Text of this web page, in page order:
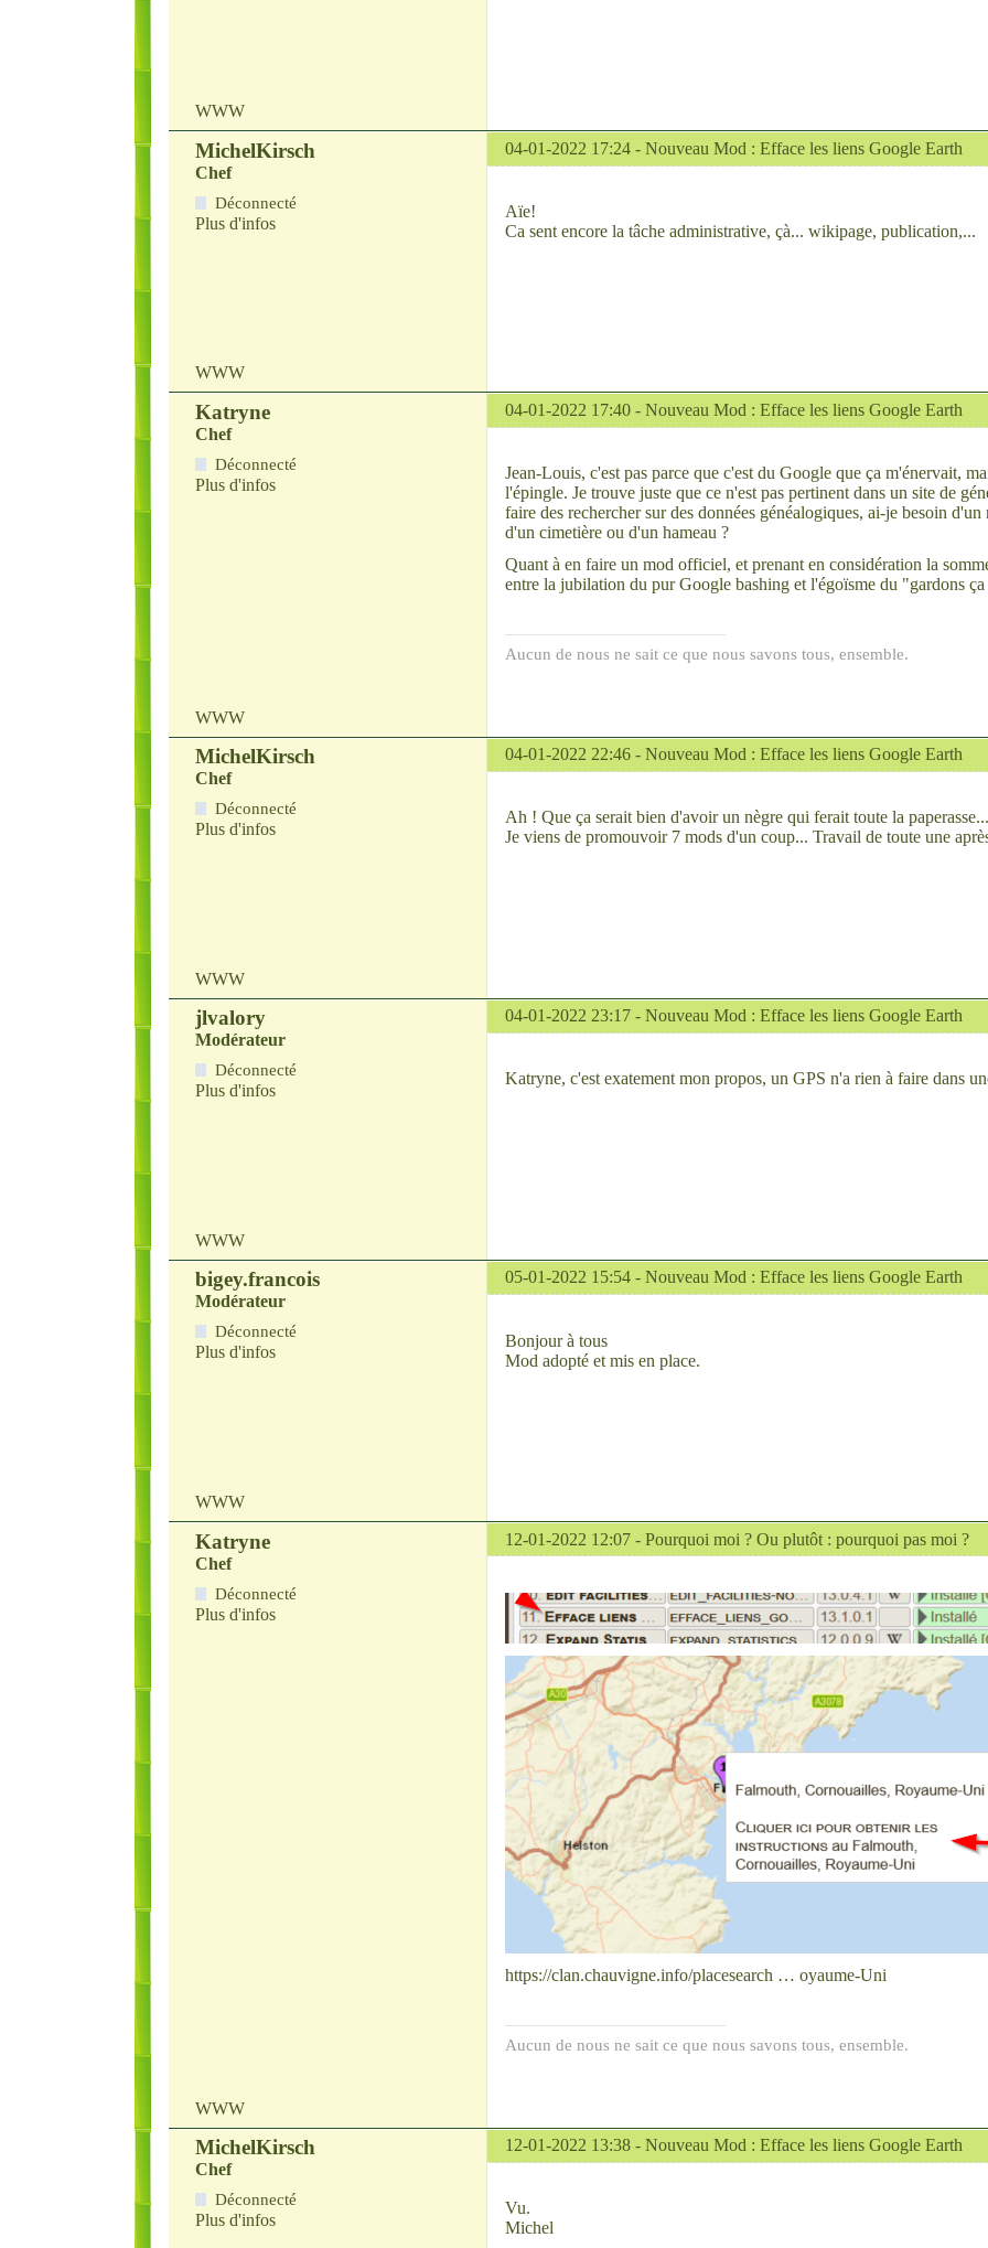
WWW
MichelKirsch 04-01-2022 17:24 - Nouveau Mod : Efface les liens Google Earth
Chef
Déconnecté
Plus d'infos
Aïe!
Ca sent encore la tâche administrative, çà... wikipage, publication,...
WWW
Katryne 04-01-2022 17:40 - Nouveau Mod : Efface les liens Google Earth
Chef
Déconnecté
Plus d'infos
Jean-Louis, c'est pas parce que c'est du Google que ça m'énervait,
l'épingle. Je trouve juste que ce n'est pas pertinent dans un site de
faire des rechercher sur des données généalogiques, ai-je besoin
d'un cimetière ou d'un hameau ?
Quant à en faire un mod officiel, et prenant en considération la
entre la jubilation du pur Google bashing et l'égoïsme du "gardons
Aucun de nous ne sait ce que nous savons tous, ensemble.
WWW
MichelKirsch 04-01-2022 22:46 - Nouveau Mod : Efface les liens Google Earth
Chef
Déconnecté
Plus d'infos
Ah ! Que ça serait bien d'avoir un nègre qui ferait toute la paperasse...
Je viens de promouvoir 7 mods d'un coup... Travail de toute une
WWW
jlvalory 04-01-2022 23:17 - Nouveau Mod : Efface les liens Google Earth
Modérateur
Déconnecté
Plus d'infos
Katryne, c'est exatement mon propos, un GPS n'a rien à faire dans
WWW
bigey.francois 05-01-2022 15:54 - Nouveau Mod : Efface les liens Google Earth
Modérateur
Déconnecté
Plus d'infos
Bonjour à tous
Mod adopté et mis en place.
WWW
Katryne 12-01-2022 12:07 - Pourquoi moi ? Ou plutôt : pourquoi pas moi ?
Chef
Déconnecté
Plus d'infos
https://clan.chauvigne.info/placesearch … oyaume-Uni
Aucun de nous ne sait ce que nous savons tous, ensemble.
WWW
MichelKirsch 12-01-2022 13:38 - Nouveau Mod : Efface les liens Google Earth
Chef
Déconnecté
Plus d'infos
Vu.
Michel